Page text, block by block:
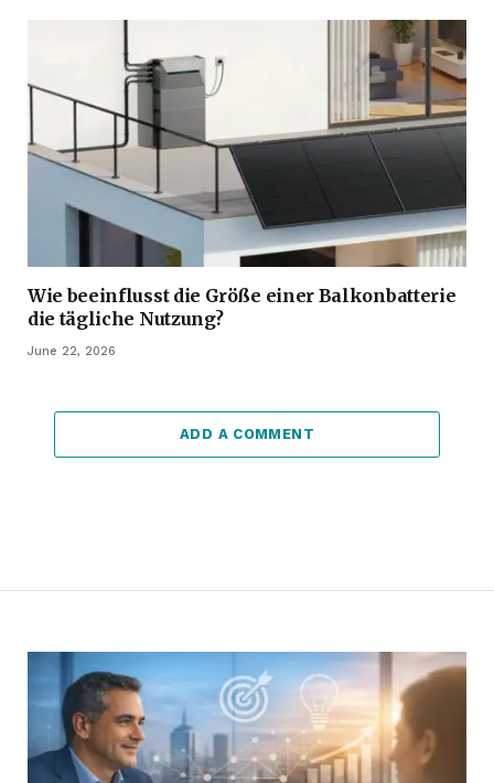
Wie beeinflusst die Größe einer Balkonbatterie
die tägliche Nutzung?
June 22, 2026
ADD A COMMENT